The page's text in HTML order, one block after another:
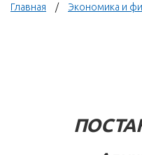
Главная Экономика и